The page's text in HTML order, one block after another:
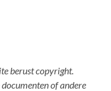
berust copyright.
of andere